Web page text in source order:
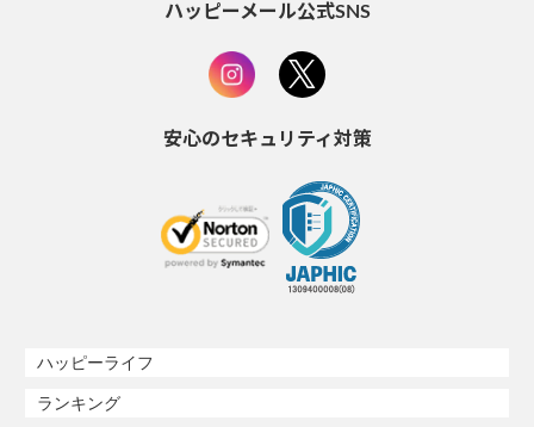
ハッピーメール公式SNS
安心のセキュリティ対策
ハッピーライフ
ランキング